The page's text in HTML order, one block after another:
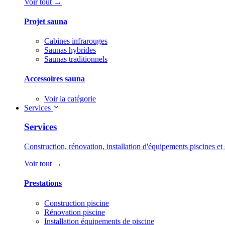
Projet sauna
Cabines infrarouges
Saunas hybrides
Saunas traditionnels
Accessoires sauna
Voir la catégorie
Services
Services
Construction, rénovation, installation d'équipements piscines et
Voir tout →
Prestations
Construction piscine
Rénovation piscine
Installation équipements de piscine